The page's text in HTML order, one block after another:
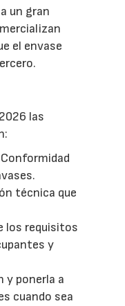
un gran
el envase
las
técnica que
los requisitos
y
y ponerla a
cuando sea